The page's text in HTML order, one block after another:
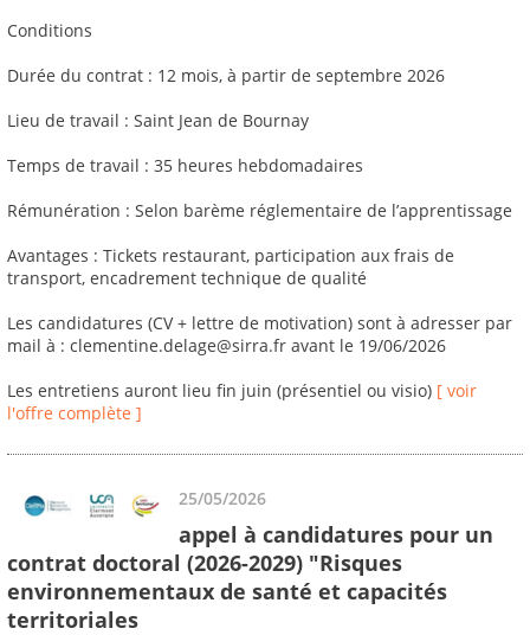
Conditions
Durée du contrat : 12 mois, à partir de septembre 2026
Lieu de travail : Saint Jean de Bournay
Temps de travail : 35 heures hebdomadaires
Rémunération : Selon barème réglementaire de l’apprentissage
Avantages : Tickets restaurant, participation aux frais de
transport, encadrement technique de qualité
Les candidatures (CV + lettre de motivation) sont à adresser par
mail à : clementine.delage@sirra.fr avant le 19/06/2026
Les entretiens auront lieu fin juin (présentiel ou visio) [ voir
l'offre complète ]
25/05/2026
appel à candidatures pour un
contrat doctoral (2026-2029) "Risques
environnementaux de santé et capacités
territoriales